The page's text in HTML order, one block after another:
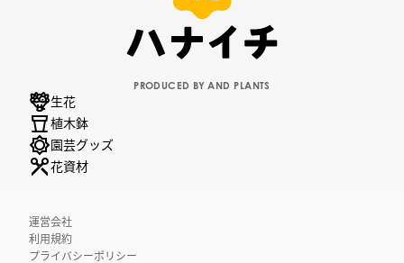
PRODUCED BY AND PLANTS
生花
植木鉢
園芸グッズ
花資材
運営会社
利用規約
プライバシーポリシー